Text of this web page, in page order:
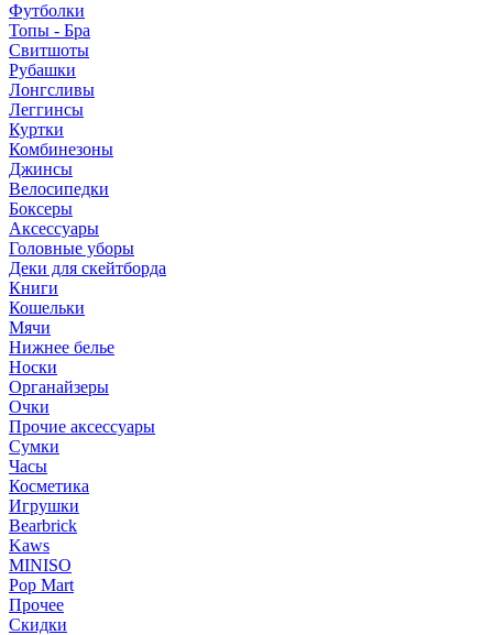
Футболки
Топы - Бра
Свитшоты
Рубашки
Лонгсливы
Леггинсы
Куртки
Комбинезоны
Джинсы
Велосипедки
Боксеры
Аксессуары
Головные уборы
Деки для скейтборда
Книги
Кошельки
Мячи
Нижнее белье
Носки
Органайзеры
Очки
Прочие аксессуары
Сумки
Часы
Косметика
Игрушки
Bearbrick
Kaws
MINISO
Pop Mart
Прочее
Скидки